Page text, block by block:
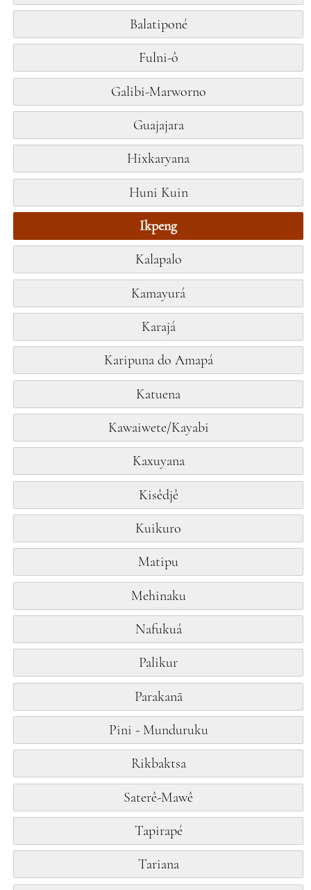
Balatiponé
Fulni-ô
Galibi-Marworno
Guajajara
Hixkaryana
Huni Kuin
Ikpeng
Kalapalo
Kamayurá
Karajá
Karipuna do Amapá
Katuena
Kawaiwete/Kayabi
Kaxuyana
Kisêdjê
Kuikuro
Matipu
Mehinaku
Nafukuá
Palikur
Parakanã
Pini - Munduruku
Rikbaktsa
Saterê-Mawê
Tapirapé
Tariana